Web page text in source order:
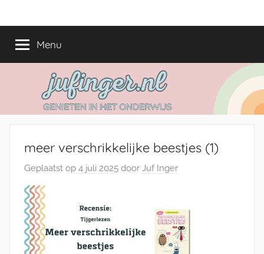
naarjufinger.nl
het
onderwijs
Menu
meer verschrikkelijke beestjes (1)
Geplaatst op 4 juli 2025 door Juf Inger